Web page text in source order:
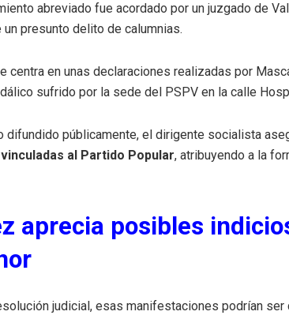
abreviado fue acordado por un juzgado de
presunto delito de calumnias.
centra en unas declaraciones realizadas por
sufrido por la sede del PSPV en la calle
difundido públicamente, el dirigente socialista
al Partido Popular, atribuyendo a la
aprecia posibles
judicial, esas manifestaciones podrían